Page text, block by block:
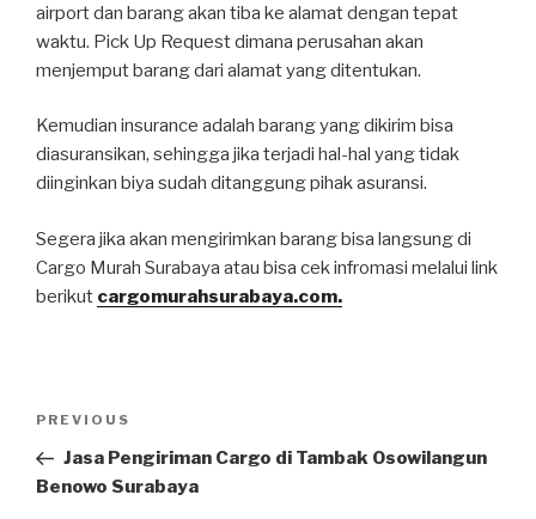
airport dan barang akan tiba ke alamat dengan tepat
waktu. Pick Up Request dimana perusahan akan
menjemput barang dari alamat yang ditentukan.
Kemudian insurance adalah barang yang dikirim bisa
diasuransikan, sehingga jika terjadi hal-hal yang tidak
diinginkan biya sudah ditanggung pihak asuransi.
Segera jika akan mengirimkan barang bisa langsung di
Cargo Murah Surabaya atau bisa cek infromasi melalui link
berikut cargomurahsurabaya.com.
PREVIOUS
Jasa Pengiriman Cargo di Tambak Osowilangun
Benowo Surabaya